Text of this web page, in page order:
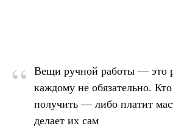
“
Вещи ручной работы — это
каждому не обязательно.
получить — либо платит
делает их сам